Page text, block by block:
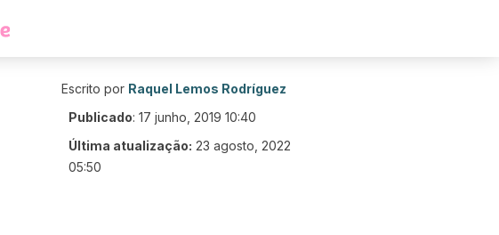
Escrito por Raquel Lemos Rodríguez
Publicado: 17 junho, 2019 10:40
Última atualização: 23 agosto, 2022
05:50